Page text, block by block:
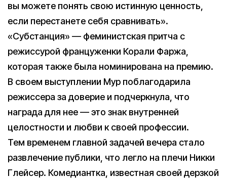
вы можете понять свою истинную ценность,
если перестанете себя сравнивать».
«Субстанция» — феминистская притча с
режиссурой француженки Корали Фаржа,
которая также была номинирована на премию.
В своем выступлении Мур поблагодарила
режиссера за доверие и подчеркнула, что
награда для нее — это знак внутренней
целостности и любви к своей профессии.
Тем временем главной задачей вечера стало
развлечение публики, что легло на плечи Никки
Глейсер. Комедиантка, известная своей дерзкой